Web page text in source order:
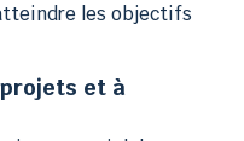
les objectifs
et à